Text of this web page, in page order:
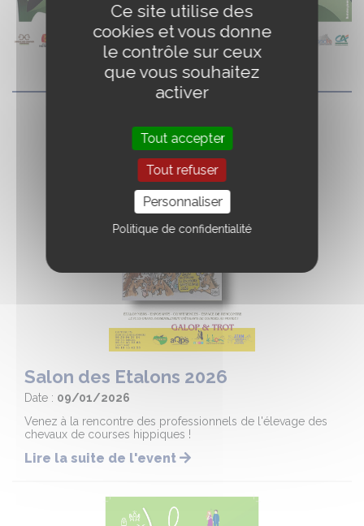
Salon des Etalons 2026
Date : 09/01/2026
Venez à la rencontre des professionnels de l'élevage des
chevaux de courses hippiques !
Lire la suite de l'event
Ce site utilise des
cookies et vous donne
le contrôle sur ceux
que vous souhaitez
activer
Tout accepter
Tout refuser
Personnaliser
Politique de confidentialité